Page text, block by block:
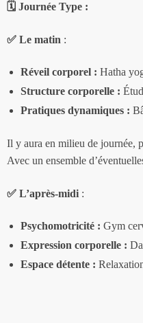
🗓️ Journée Type :
✅ Le matin :
Réveil corporel : Hatha
Structure corporelle :
Pratiques dynamiques :
Il y aura en milieu de journée,
Avec un ensemble
✅ L’après-midi :
Psychomotricité : Gym
Expression corporelle :
Espace détente :